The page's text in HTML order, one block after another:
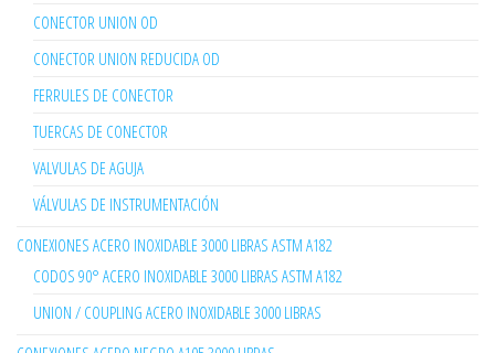
CONECTOR UNION OD
CONECTOR UNION REDUCIDA OD
FERRULES DE CONECTOR
TUERCAS DE CONECTOR
VALVULAS DE AGUJA
VÁLVULAS DE INSTRUMENTACIÓN
CONEXIONES ACERO INOXIDABLE 3000 LIBRAS ASTM A182
CODOS 90° ACERO INOXIDABLE 3000 LIBRAS ASTM A182
UNION / COUPLING ACERO INOXIDABLE 3000 LIBRAS